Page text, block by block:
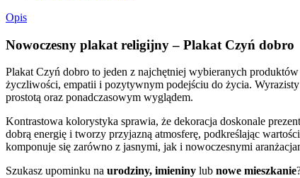
Opis
Nowoczesny plakat religijny – Plakat Czyń dobro
Plakat Czyń dobro to jeden z najchętniej wybieranych
życzliwości, empatii i pozytywnym podejściu do życia.
prostotą oraz ponadczasowym wyglądem.
Kontrastowa kolorystyka sprawia, że dekoracja doskonale
dobrą energię i tworzy przyjazną atmosferę, podkreślając
komponuje się zarówno z jasnymi, jak i nowoczesnymi
Szukasz upominku na urodziny, imieniny lub nowe mieszkanie